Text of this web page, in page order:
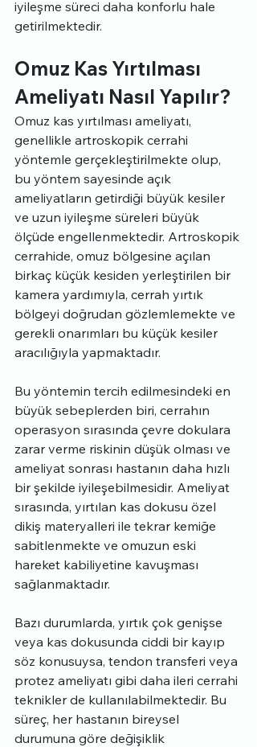
iyileşme süreci daha konforlu hale
getirilmektedir.
Omuz Kas Yırtılması
Ameliyatı Nasıl Yapılır?
Omuz kas yırtılması ameliyatı,
genellikle artroskopik cerrahi
yöntemle gerçekleştirilmekte olup,
bu yöntem sayesinde açık
ameliyatların getirdiği büyük kesiler
ve uzun iyileşme süreleri büyük
ölçüde engellenmektedir. Artroskopik
cerrahide, omuz bölgesine açılan
birkaç küçük kesiden yerleştirilen bir
kamera yardımıyla, cerrah yırtık
bölgeyi doğrudan gözlemlemekte ve
gerekli onarımları bu küçük kesiler
aracılığıyla yapmaktadır.
Bu yöntemin tercih edilmesindeki en
büyük sebeplerden biri, cerrahın
operasyon sırasında çevre dokulara
zarar verme riskinin düşük olması ve
ameliyat sonrası hastanın daha hızlı
bir şekilde iyileşebilmesidir. Ameliyat
sırasında, yırtılan kas dokusu özel
dikiş materyalleri ile tekrar kemiğe
sabitlenmekte ve omuzun eski
hareket kabiliyetine kavuşması
sağlanmaktadır.
Bazı durumlarda, yırtık çok genişse
veya kas dokusunda ciddi bir kayıp
söz konusuysa, tendon transferi veya
protez ameliyatı gibi daha ileri cerrahi
teknikler de kullanılabilmektedir. Bu
süreç, her hastanın bireysel
durumuna göre değişiklik